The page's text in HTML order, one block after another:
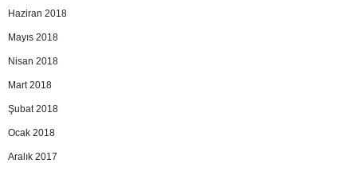
Haziran 2018
Mayıs 2018
Nisan 2018
Mart 2018
Şubat 2018
Ocak 2018
Aralık 2017